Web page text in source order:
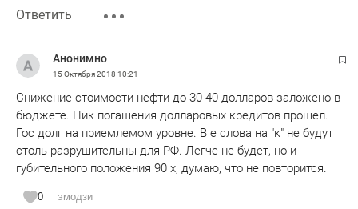
Ответить
Анонимно
15 Октября 2018 10:21
Снижение стоимости нефти до 30-40 долларов заложено в
бюджете. Пик погашения долларовых кредитов прошел.
Гос долг на приемлемом уровне. В е слова на "к" не будут
столь разрушительны для РФ. Легче не будет, но и
губительного положения 90 х, думаю, что не повторится.
0 эмодзи